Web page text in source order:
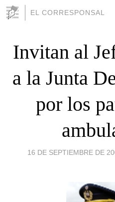
EL CORRESPONSAL
Invitan al
a la Junta
por los
16 DE SEPTIEMBRE DE